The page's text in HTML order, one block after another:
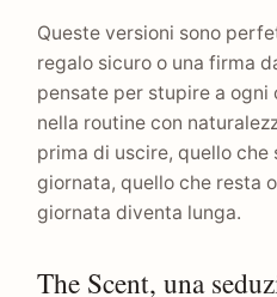
Queste versioni sono
regalo sicuro o una firma
pensate per stupire a ogni
nella routine con
prima di uscire, quello che
giornata, quello che resta
giornata diventa lunga.
The Scent, una